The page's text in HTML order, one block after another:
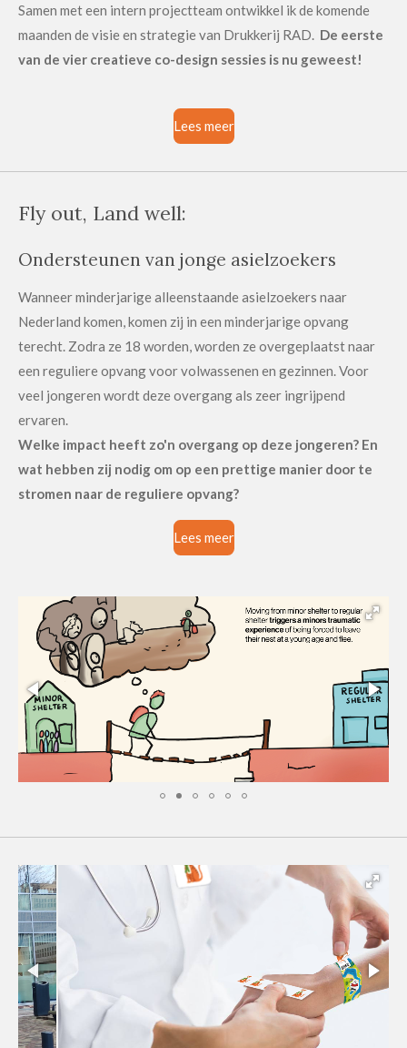
Samen met een intern projectteam ontwikkel ik de komende
maanden de visie en strategie van Drukkerij RAD. De eerste
van de vier creatieve co-design sessies is nu geweest!
Lees meer
Fly out, Land well:
Ondersteunen van jonge asielzoekers
Wanneer minderjarige alleenstaande asielzoekers naar
Nederland komen, komen zij in een minderjarige opvang
terecht. Zodra ze 18 worden, worden ze overgeplaatst naar
een reguliere opvang voor volwassenen en gezinnen. Voor
veel jongeren wordt deze overgang als zeer ingrijpend
ervaren.
Welke impact heeft zo'n overgang op deze jongeren? En
wat hebben zij nodig om op een prettige manier door te
stromen naar de reguliere opvang?
Lees meer